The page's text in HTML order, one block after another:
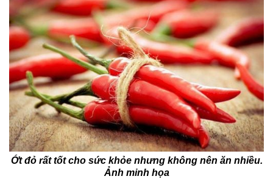
Ớt đỏ rất tốt cho sức khỏe nhưng không nên ăn nhiều.
Ảnh minh họa